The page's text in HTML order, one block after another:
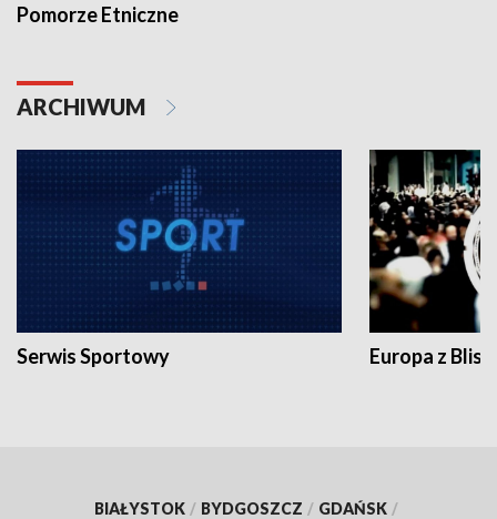
Pomorze Etniczne
ARCHIWUM
Serwis Sportowy Europa z
BIAŁYSTOK / BYDGOSZCZ / GDAŃSK /